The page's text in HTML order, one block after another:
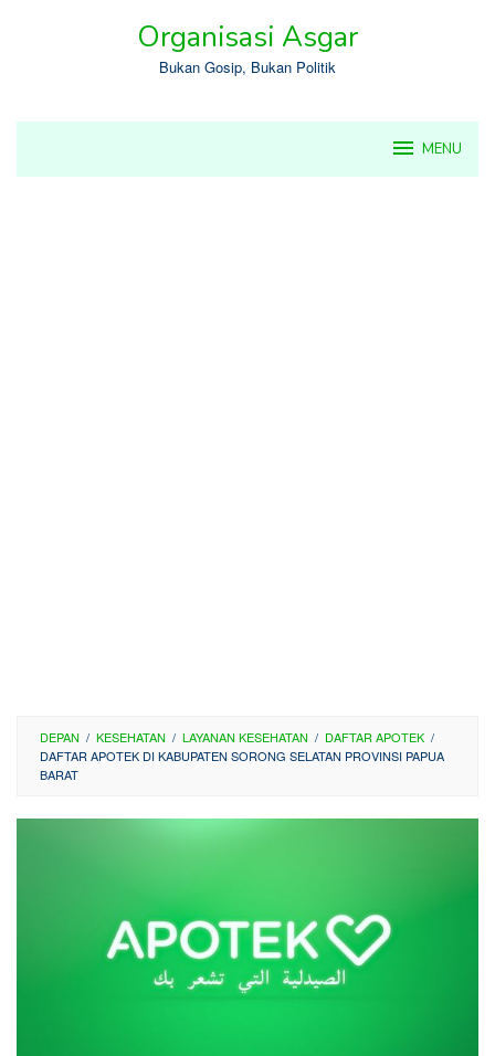
Organisasi Asgar
Bukan Gosip, Bukan Politik
MENU
DEPAN / KESEHATAN / LAYANAN KESEHATAN / DAFTAR APOTEK /
DAFTAR APOTEK DI KABUPATEN SORONG SELATAN PROVINSI PAPUA
BARAT